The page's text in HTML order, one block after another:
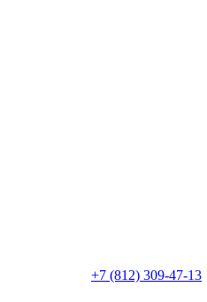
+7 (812) 309-47-13